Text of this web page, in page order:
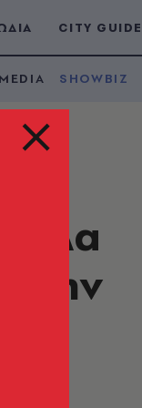
CITY GUIDE
SHOWBIZ